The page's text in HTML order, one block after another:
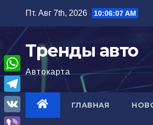
содержимому
Пт. Авг 7th, 2026 10:06:09 AM
Тренды авто
Автокарта
ГЛАВНАЯ
W
h
a
T
e
V